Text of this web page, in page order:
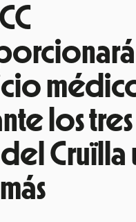
los tres
Cruïlla